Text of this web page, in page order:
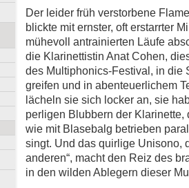
Der leider früh verstorbene
blickte mit ernster, oft erstarrter
mühevoll antrainierten Läufe
die Klarinettistin Anat Cohen,
des Multiphonics-Festival, in die
greifen und in abenteuerlichem
lächeln sie sich locker an, sie
perligen Blubbern der
wie mit Blasebalg betrieben
singt. Und das quirlige Unisono,
anderen“, macht den Reiz des
in den wilden Ablegern dieser